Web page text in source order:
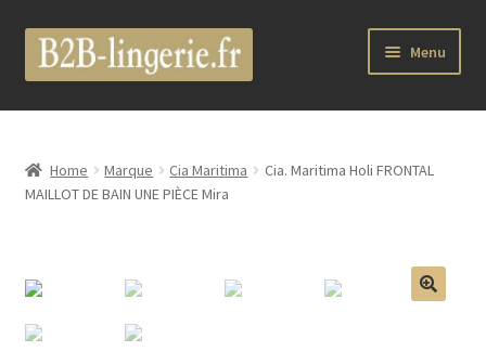
Aller
Aller
au
Menu
B2B Lingerie Site Officiel
Wholesale Registration Page
Boutique
Marques
Home Marque Cia Maritima
Cia. Maritima Holi FRONTAL
MAILLOT DE BAIN UNE PIÈCE Mira